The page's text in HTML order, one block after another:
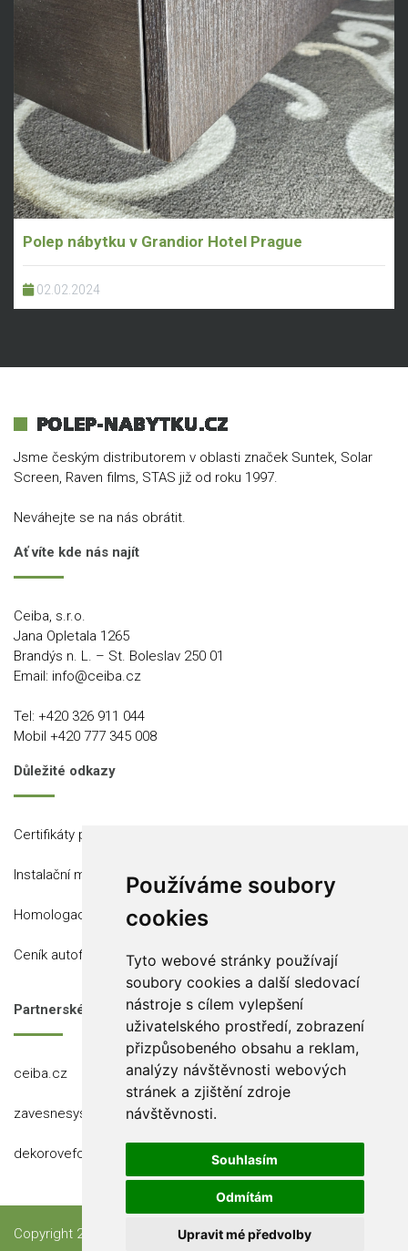
Používáme soubory
cookies
Tyto webové stránky používají
soubory cookies a další sledovací
nástroje s cílem vylepšení
uživatelského prostředí, zobrazení
přizpůsobeného obsahu a reklam,
analýzy návštěvnosti webových
stránek a zjištění zdroje
návštěvnosti.
Souhlasím
Odmítám
Upravit mé předvolby
Polep nábytku v Grandior Hotel Prague
02.02.2024
Jsme českým distributorem v oblasti značek Suntek, Solar
Screen, Raven films, STAS již od roku 1997.
Neváhejte se na nás obrátit.
Ať víte kde nás najít
Ceiba, s.r.o.
Jana Opletala 1265
Brandýs n. L. – St. Boleslav 250 01
Email: info@ceiba.cz
Tel: +420 326 911 044
Mobil +420 777 345 008
Důležité odkazy
Certifikáty produktů
Instalační místa
Homologace
Ceník autofólií
Partnerské stránky
ceiba.cz
zavesnesystemy.cz
dekorovefolie.cz
Copyright 2023 Ceiba, s.r.o.